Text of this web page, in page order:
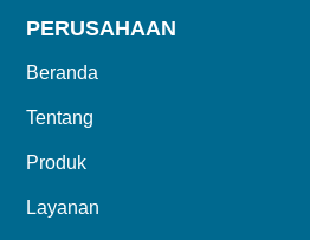
PERUSAHAAN
Beranda
Tentang
Produk
Layanan